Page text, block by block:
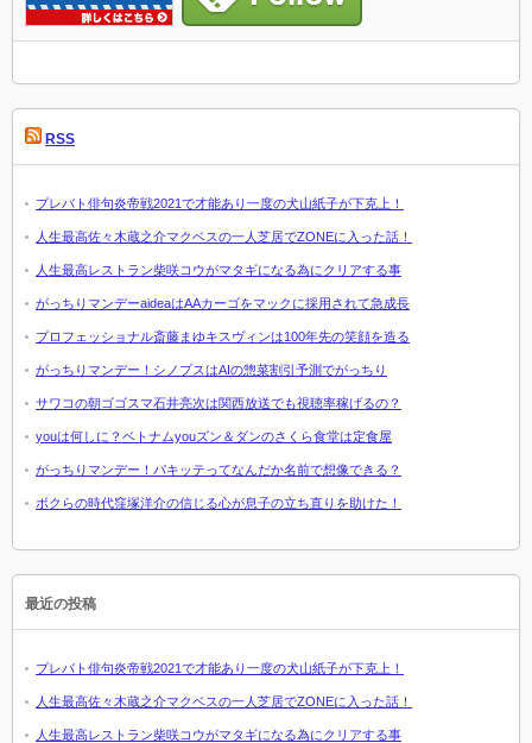
RSS
プレバト俳句炎帝戦2021で才能あり一度の犬山紙子が下克上！
人生最高佐々木蔵之介マクベスの一人芝居でZONEに入った話！
人生最高レストラン柴咲コウがマタギになる為にクリアする事
がっちりマンデーaideaはAAカーゴをマックに採用されて急成長
プロフェッショナル斎藤まゆキスヴィンは100年先の笑顔を造る
がっちりマンデー！シノプスはAIの惣菜割引予測でがっちり
サワコの朝ゴゴスマ石井亮次は関西放送でも視聴率稼げるの？
youは何しに？ベトナムyouズン＆ダンのさくら食堂は定食屋
がっちりマンデー！パキッテってなんだか名前で想像できる？
ボクらの時代窪塚洋介の信じる心が息子の立ち直りを助けた！
最近の投稿
プレバト俳句炎帝戦2021で才能あり一度の犬山紙子が下克上！
人生最高佐々木蔵之介マクベスの一人芝居でZONEに入った話！
人生最高レストラン柴咲コウがマタギになる為にクリアする事